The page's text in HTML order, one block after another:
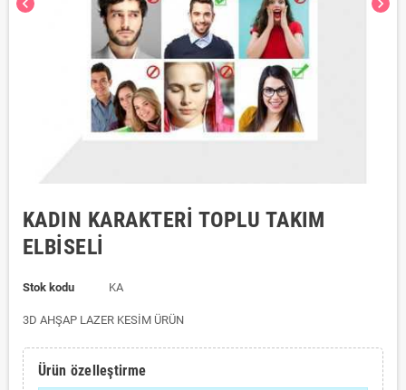
chevron_left chevron_right
KADIN KARAKTERİ TOPLU TAKIM
ELBİSELİ
Stok kodu KA
3D AHŞAP LAZER KESİM ÜRÜN
Ürün özelleştirme